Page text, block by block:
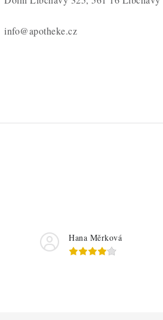
info@apotheke.cz
Hana Měrková